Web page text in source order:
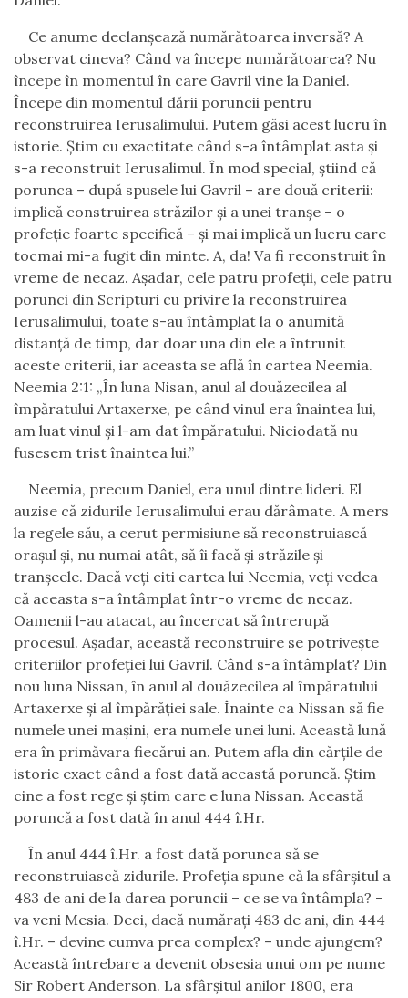
Ce anume declanșează numărătoarea inversă? A
observat cineva? Când va începe numărătoarea? Nu
începe în momentul în care Gavril vine la Daniel.
Începe din momentul dării poruncii pentru
reconstruirea Ierusalimului. Putem găsi acest lucru în
istorie. Știm cu exactitate când s-a întâmplat asta și
s-a reconstruit Ierusalimul. În mod special, știind că
porunca – după spusele lui Gavril – are două criterii:
implică construirea străzilor și a unei tranșe – o
profeție foarte specifică – și mai implică un lucru care
tocmai mi-a fugit din minte. A, da! Va fi reconstruit în
vreme de necaz. Așadar, cele patru profeții, cele patru
porunci din Scripturi cu privire la reconstruirea
Ierusalimului, toate s-au întâmplat la o anumită
distanță de timp, dar doar una din ele a întrunit
aceste criterii, iar aceasta se află în cartea Neemia.
Neemia 2:1: „În luna Nisan, anul al douăzecilea al
împăratului Artaxerxe, pe când vinul era înaintea lui,
am luat vinul şi l-am dat împăratului. Niciodată nu
fusesem trist înaintea lui.”
Neemia, precum Daniel, era unul dintre lideri. El
auzise că zidurile Ierusalimului erau dărâmate. A mers
la regele său, a cerut permisiune să reconstruiască
orașul și, nu numai atât, să îi facă și străzile și
tranșeele. Dacă veți citi cartea lui Neemia, veți vedea
că aceasta s-a întâmplat într-o vreme de necaz.
Oamenii l-au atacat, au încercat să întrerupă
procesul. Așadar, această reconstruire se potrivește
criteriilor profeției lui Gavril. Când s-a întâmplat? Din
nou luna Nissan, în anul al douăzecilea al împăratului
Artaxerxe și al împărăției sale. Înainte ca Nissan să fie
numele unei mașini, era numele unei luni. Această lună
era în primăvara fiecărui an. Putem afla din cărțile de
istorie exact când a fost dată această poruncă. Știm
cine a fost rege și știm care e luna Nissan. Această
poruncă a fost dată în anul 444 î.Hr.
În anul 444 î.Hr. a fost dată porunca să se
reconstruiască zidurile. Profeția spune că la sfârșitul a
483 de ani de la darea poruncii – ce se va întâmpla? –
va veni Mesia. Deci, dacă numărați 483 de ani, din 444
î.Hr. – devine cumva prea complex? – unde ajungem?
Această întrebare a devenit obsesia unui om pe nume
Sir Robert Anderson. La sfârșitul anilor 1800, era